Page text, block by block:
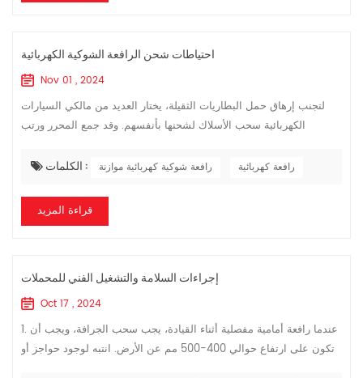
احتياطات شحن الرافعة الشوكية الكهربائية
Nov 01 , 2024
لتجنب إرهاق حمل البطاريات الثقيلة، يختار العديد من مالكي السيارات
الكهربائية سحب الأسلاك لشحنها بأنفسهم. وقد جمع المحرر ورتب
موازنة ...
الكلمات : رافعة شوكية كهربائية موازنة رافعة كهربائية
قراءة المزيد
إجراءات السلامة والتشغيل الفني للمحملات
Oct 17 , 2024
1. عندما رافعة أمامية مفصلية أثناء القيادة، يجب سحب الجرافة، ويجب أن
تكون على ارتفاع حوالي 400-500 مم عن الأرض. انتبه لوجود حواجز أو